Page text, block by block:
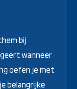
bij
wanneer
oefen je met
belangrijke